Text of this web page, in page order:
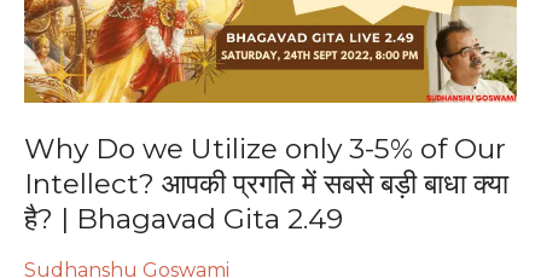
Why Do we Utilize only 3-5% of Our
Intellect? आपकी प्रगति में सबसे बड़ी बाधा क्या
है? | Bhagavad Gita 2.49
Sudhanshu Goswami
5%
of
Our
Intellect?
प्रगति
सबसे